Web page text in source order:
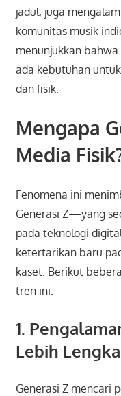
jadul, juga
komunitas musik
menunjukkan
ada kebutuhan
dan fisik.
Mengapa
Media
Fenomena ini
Generasi Z—yang
pada teknologi
ketertarikan baru
kaset. Berikut
tren ini:
1.
Lebih
Generasi Z mencari